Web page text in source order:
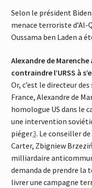
Selon le président
menace terroriste d’Al-
Oussama ben Laden a
Alexandre de
contraindre l’URSS à
Or, c’est le directeur
France, Alexandre de
homologue US dans le
une intervention
piéger3. Le conseiller
Carter, Zbigniew
milliardaire
demanda de prendre la
livrer une campagne